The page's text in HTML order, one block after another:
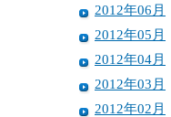
2012年06月
2012年05月
2012年04月
2012年03月
2012年02月